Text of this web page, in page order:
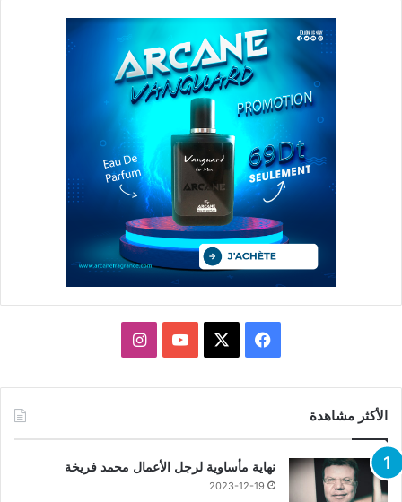
فيسبوك يوتيوبانستقرام
الأكثر مشاهدة
نهاية مأساوية لرجل الأعمال محمد فريخة
2023-12-19